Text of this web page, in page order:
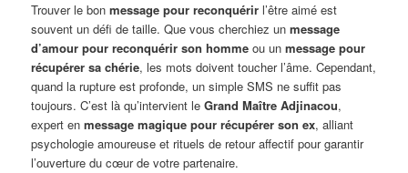
Trouver le bonmessage pour reconquérir l’être aimé est
souvent un défi de taille. Que vous cherchiez unmessage
d’amour pour reconquérir son homme ou unmessage pour
récupérer sa chérie, les mots doivent toucher l’âme. Cependant,
quand la rupture est profonde, un simple SMS ne suffit pas
toujours. C’est là qu’intervient leGrand Maître Adjinacou,
expert enmessage magique pour récupérer son ex, alliant
psychologie amoureuse et rituels de retour affectif pour garantir
l’ouverture du cœur de votre partenaire.